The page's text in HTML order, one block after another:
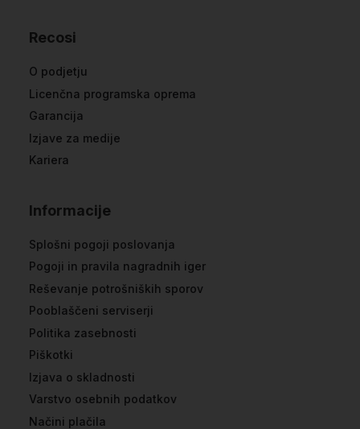
Recosi
O podjetju
Licenčna programska oprema
Garancija
Izjave za medije
Kariera
Informacije
Splošni pogoji poslovanja
Pogoji in pravila nagradnih iger
Reševanje potrošniških sporov
Pooblaščeni serviserji
Politika zasebnosti
Piškotki
Izjava o skladnosti
Varstvo osebnih podatkov
Načini plačila